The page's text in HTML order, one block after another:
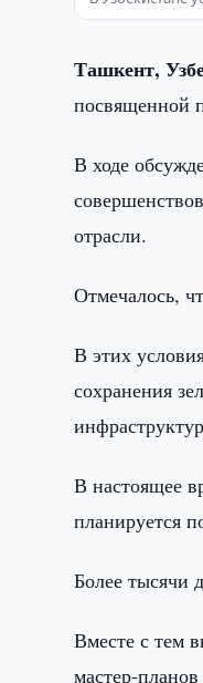
Ташкент,
посвященной
В ходе
отрасли.
Отмечалось,
В этих
сохранения
В настоящее
планируется
Более тысячи
Вместе с тем
мастер-